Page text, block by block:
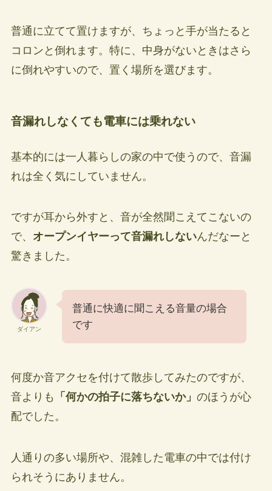
普通に立てて置けますが、ちょっと手が当たると
コロンと倒れます。特に、中身がないときはさら
に倒れやすいので、置く場所を選びます。
音漏れしなくても電車には乗れない
基本的には一人暮らしの家の中で使うので、音漏
れは全く気にしていません。
ですが耳から外すと、音が全然聞こえてこないの
で、 オープンイヤーって音漏れしないんだなーと
驚きました。
ダイアン
普通に快適に聞こえる音量の場合
です
何度か音アクセを付けて散歩してみたのですが、
音よりも
「何かの拍子に落ちないか」 のほうが心
配でした。
人通りの多い場所や、混雑した電車の中では付け
られそうにありません。